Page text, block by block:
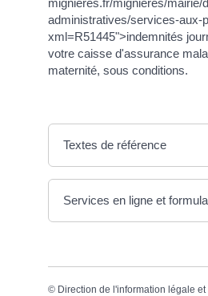
administratives/services-aux-
xml=R51445">indemnités
votre caisse d'assurance
maternité, sous conditions.
Textes de référence
Services en ligne et
© Direction de l'information légale